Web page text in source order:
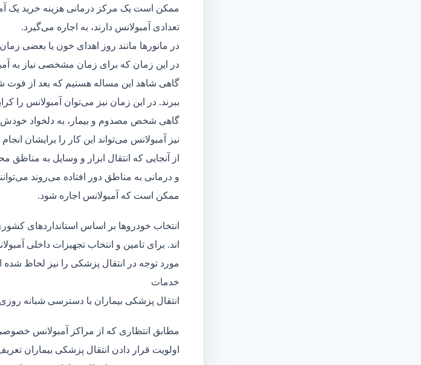
ممکن است یک مرکز درمانی هزینه خرید یک
تعدادی آمبولانس دارند، به اجاره می‌گیرد.
در مانور‌ها مانند روز اهدای خون یا بعضی
در این زمان که برای زمان مشخصی نیاز به
گاهی شاهد این مساله هستیم که بعد از فوت
ببرند. در این زمان نیز می‌توان آمبولانس را
گاهی شخص مصدوم و بیمار، به دلخواد خودش
نیز آمبولانس می‌تواند این کار را برایشان
از آنجایی که انتقال ابزار و وسایل به
و درمانی به مناطق دور افتاده می‌روند
ممکن است که آمبولانس اجاره شود.
انتخاب خودروها بر اساس استانداردهای
اند. برای تامین و انتخاب تجهیزات داخلی
مورد توجه در انتقال پزشکی را نیز لحاظ
خدمات
انتقال پزشکی بیماران با دسترسی شبانه روزی
مطابق انتظاری که از مراکز آمبولانس
اولویت قرار دادن انتقال پزشکی بیماران